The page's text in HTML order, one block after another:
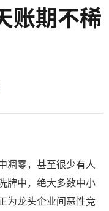
账期不稀
凋零，甚至很少有人
中，绝大多数中小
为龙头企业间恶性竞